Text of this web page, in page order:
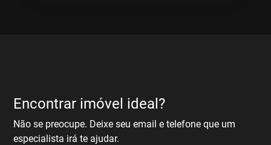
Encontrar imóvel ideal?
Não se preocupe. Deixe seu email e telefone que um
especialista irá te ajudar.